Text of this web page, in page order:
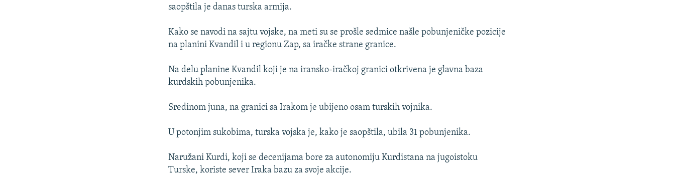
saopštila je danas turska armija.
Kako se navodi na sajtu vojske, na meti su se prošle sedmice našle pobunjeničke pozicije
na planini Kvandil i u regionu Zap, sa iračke strane granice.
Na delu planine Kvandil koji je na iransko-iračkoj granici otkrivena je glavna baza
kurdskih pobunjenika.
Sredinom juna, na granici sa Irakom je ubijeno osam turskih vojnika.
U potonjim sukobima, turska vojska je, kako je saopštila, ubila 31 pobunjenika.
Naružani Kurdi, koji se decenijama bore za autonomiju Kurdistana na jugoistoku
Turske, koriste sever Iraka bazu za svoje akcije.